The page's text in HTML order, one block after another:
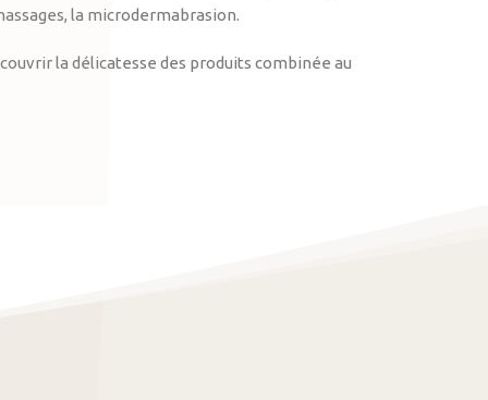
la microdermabrasion.
la délicatesse des produits combinée au